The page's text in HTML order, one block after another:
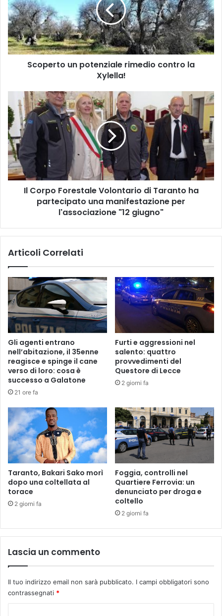
contro
la
Xylella!
Scoperto un potenziale rimedio contro la
Xylella!
Corpo
Forestale
Volontario
di
Taranto
ha
partecipato
una
manifestazione
giugno"
Il Corpo Forestale Volontario di Taranto ha
partecipato una manifestazione per
l'associazione "12 giugno"
Articoli Correlati
Gli agenti entrano
nell’abitazione, il 35enne
reagisce e spinge il cane
verso di loro: cosa è
successo a Galatone
21 ore fa
Furti e aggressioni nel
salento: quattro
provvedimenti del
Questore di Lecce
2 giorni fa
Taranto, Bakari Sako morì
dopo una coltellata al
torace
2 giorni fa
Foggia, controlli nel
Quartiere Ferrovia: un
denunciato per droga e
coltello
2 giorni fa
Lascia un commento
Il tuo indirizzo email non sarà pubblicato. I campi obbligatori sono
contrassegnati *